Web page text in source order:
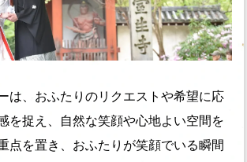
は、おふたりのリクエストや希望に応
を捉え、自然な笑顔や心地よい空間を
点を置き、おふたりが笑顔でいる瞬間